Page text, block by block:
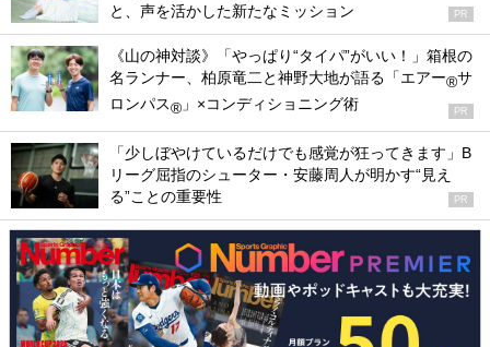
と、声を活かした新たなミッション
PR
《山の神対談》「やっぱり“タイパ”がいい！」箱根の
名ランナー、柏原竜二と神野大地が語る「エアー®サ
ロンパス® 」×コンディショニング術 PR
「少しぼやけているだけでも感覚が狂ってきます」B
リーグ屈指のシューター・安藤周人が明かす“見え
る”ことの重要性
PR